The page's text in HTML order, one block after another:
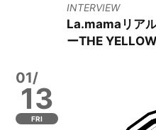
INTERVIEW
La.mamaリア
ーTHE
01/
13
FRI